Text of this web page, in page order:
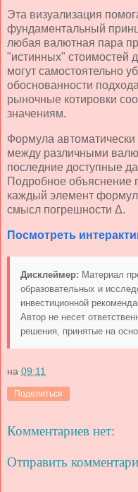
Эта визуализация
фундаментальный
любая валютная пара
"истинных" стоимостей
могут самостоятельно
обоснованности
рыночные котировки
значениям.
Формула
между различными
последние доступные
Подробное объяснение
каждый элемент
смысл погрешности Δ.
Посмотреть
Дисклеймер: Материал
образовательных и
инвестиционной
Автор не несет
решения, принятые на
на 09:11
Поделиться
Комментариев нет:
Отправить